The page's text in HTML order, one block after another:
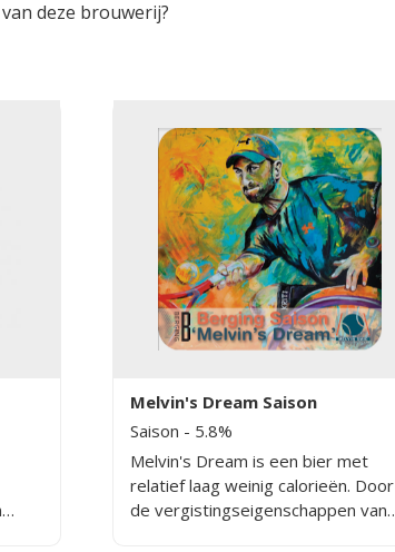
deze brouwerij?
Melvin's Dream Saison
Saison - 5.8%
Melvin's Dream is een bier met
relatief laag weinig calorieën. Door
de vergistingseigenschappen van